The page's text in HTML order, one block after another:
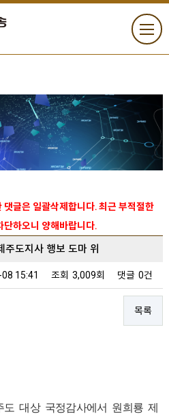
글은 일괄삭제합니다. 최근 부적절한
단하오니 양해바랍니다.
주도지사 행보 도마 위
15:41 조회 3,009회 댓글 0건
목록
대상 국정감사에서 원희룡 제